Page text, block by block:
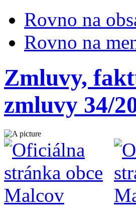
Rovno na
Rovno na
Zmluvy,
zmluvy 34/